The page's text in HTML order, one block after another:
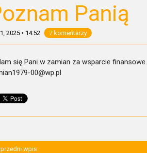
Panią
2025 • 14:52 7 komentarzy
się Pani w zamian za wsparcie finansowe.
00@wp.pl
wpis